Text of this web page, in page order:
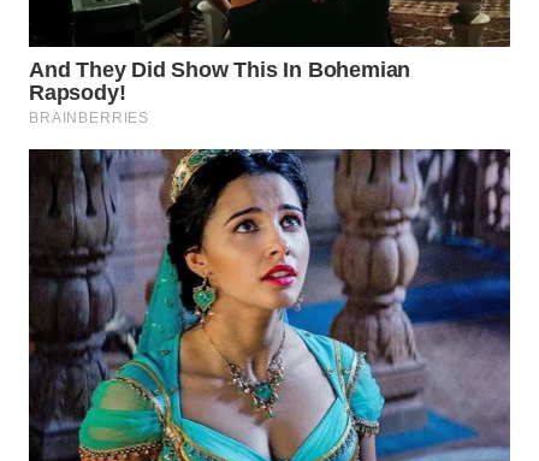
WN
BINTAN
MANDALIKA
WN
LIKUPANG
WN
LABUANBAJO
WN
BORNEO